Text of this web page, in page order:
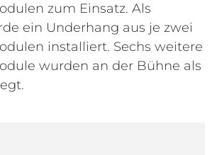
zum Einsatz. Als
ein Underhang aus je zwei
installiert. Sechs weitere
wurden an der Bühne als